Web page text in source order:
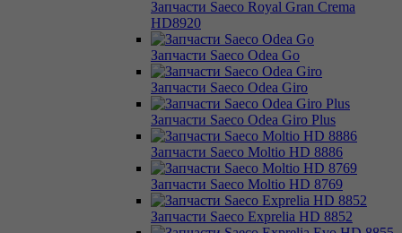
Запчасти Saeco Royal Gran Crema
HD8920
Запчасти Saeco Odea Go
Запчасти Saeco Odea Giro
Запчасти Saeco Odea Giro Plus
Запчасти Saeco Moltio HD 8886
Запчасти Saeco Moltio HD 8769
Запчасти Saeco Exprelia HD 8852